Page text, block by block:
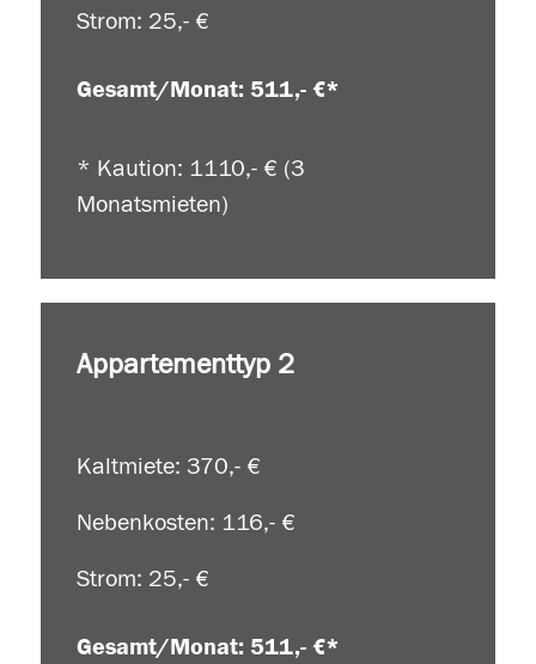
Strom: 25,- €
Gesamt/Monat: 511,- €*
* Kaution: 1110,- € (3
Monatsmieten)
Appartementtyp 2
Kaltmiete: 370,- €
Nebenkosten: 116,- €
Strom: 25,- €
Gesamt/Monat: 511,- €*